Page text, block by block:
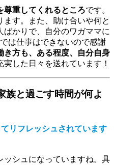
尊重してくれるところです。
す。また、助け合いや何と
かりで、自分のワガママに
は仕事はできないので感謝
き方も、ある程度、自分自身
実した日々を送れています！
族と過ごす時間が何よ
リフレッシュされています
ッシュになっていますね。具